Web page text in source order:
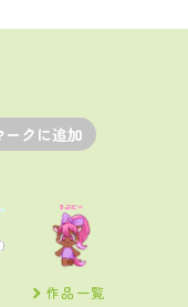
ークに追加
作品一覧